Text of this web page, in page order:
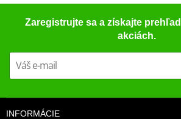
Zaregistrujte sa a získajte
akciách.
INFORMÁCIE